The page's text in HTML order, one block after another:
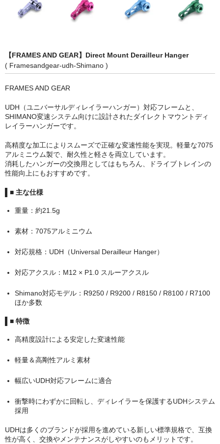
MTBチェーンガイド
MTBペダル
Di2
ROADディレーラー
ROADブレーキ
カセットスプロケット
クランク/チェーンリング
サドル/シートポスト
チェーン
ドロッパーポスト
ドロップハンドル・ロードステム
フレームプロテクション
ボディケア用品
ブランド
TRICKSTUFF
ONEUP COMPONENTS
Amp Human(PRローション）
Sinter
【FRAMES AND GEAR】Direct Mount Derailleur Hanger
( Framesandgear-udh-Shimano )
FRAMES AND GEAR
UDH（ユニバーサルディレイラーハンガー）対応フレームと、
SHIMANO変速システム向けに設計されたダイレクトマウントディ
レイラーハンガーです。
高精度な加工によりスムーズで正確な変速性能を実現。軽量な7075
アルミニウム製で、耐久性と軽さを両立しています。
消耗したハンガーの交換用としてはもちろん、ドライブトレインの
性能向上にもおすすめです。
■ 主な仕様
重量：約21.5g
素材：7075アルミニウム
対応規格：UDH（Universal Derailleur Hanger）
対応アクスル：M12 × P1.0 スルーアクスル
Shimano対応モデル：R9250 / R9200 / R8150 / R8100 / R7100
ほか多数
■ 特徴
高精度設計による安定した変速性能
軽量＆高剛性アルミ素材
幅広いUDH対応フレームに適合
衝撃時にわずかに回転し、ディレイラーを保護するUDHシステム
採用
UDHは多くのブランドが採用を進めている新しい標準規格で、互換
性が高く、交換やメンテナンスがしやすいのもメリットです。